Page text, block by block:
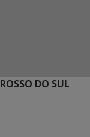
DO SUL